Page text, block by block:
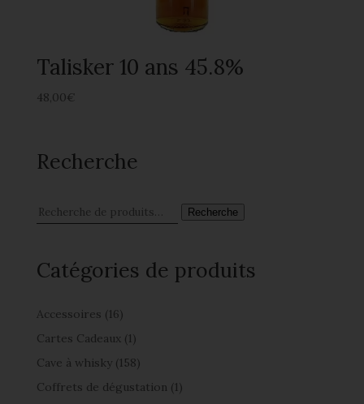
Talisker 10 ans 45.8%
48,00€
Recherche
Recherche
Catégories de produits
Accessoires (16)
Cartes Cadeaux (1)
Cave à whisky (158)
Coffrets de dégustation (1)